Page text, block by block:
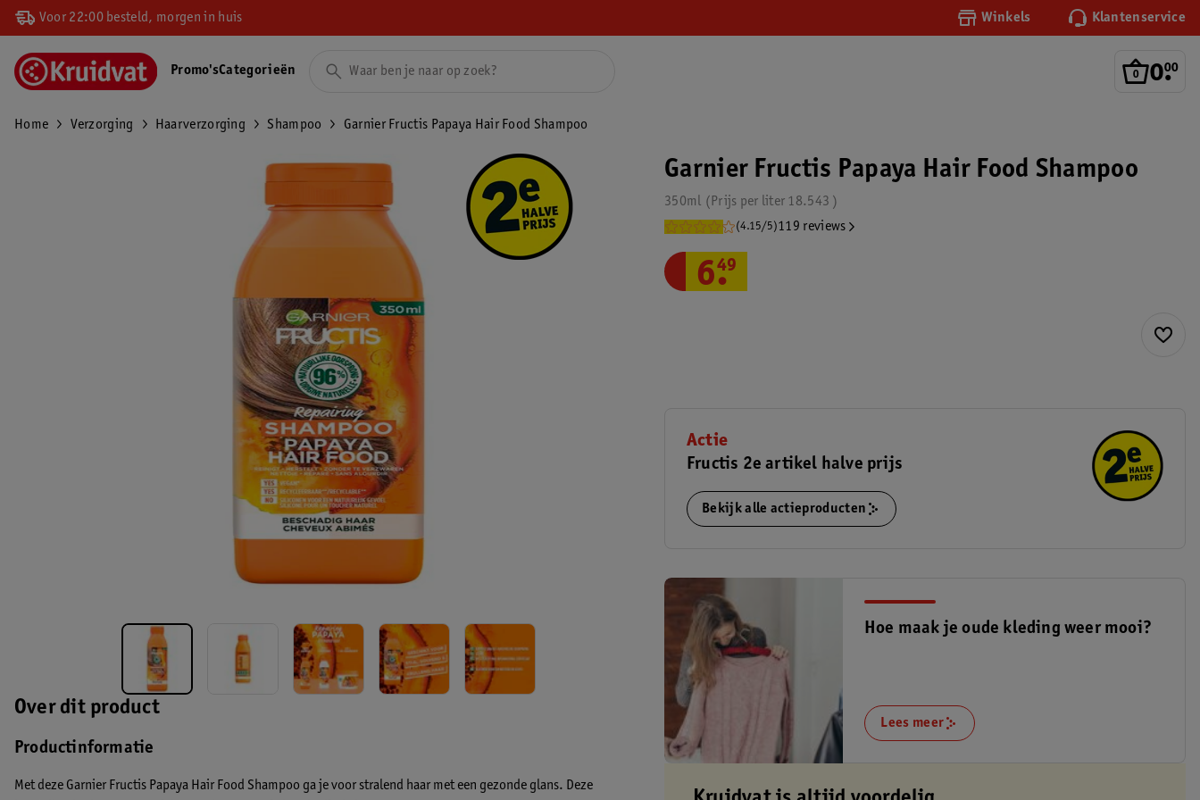
Voor 22:00 besteld, morgen in huis Winkels Klantenservice
0.
00
Promo'sCategorieën
Home Verzorging Haarverzorging Shampoo Garnier Fructis Papaya Hair Food Shampoo
Over dit product
Productinformatie
Met deze Garnier Fructis Papaya Hair Food Shampoo ga je voor stralend haar met een gezonde glans. Deze
Garnier Fructis Papaya Hair Food Shampoo
350ml 18.543
Prijs per liter
(4.15/5)119 reviews
6.
49
Actie
Fructis 2e artikel halve prijs
Bekijk alle actieproducten
Hoe maak je oude kleding weer mooi?
Lees meer